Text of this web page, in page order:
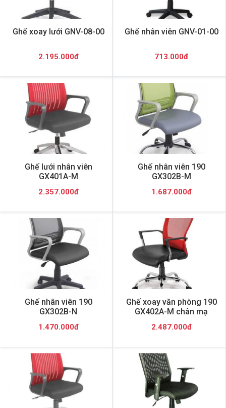
Ghế xoay lưới GNV-08-00
2.195.000đ
Ghế nhân viên GNV-01-00
713.000đ
Ghế lưới nhân viên
GX401A-M
2.357.000đ
Ghế nhân viên 190
GX302B-M
1.687.000đ
Ghế nhân viên 190
GX302B-N
1.470.000đ
Ghế xoay văn phòng 190
GX402A-M chân mạ
2.487.000đ